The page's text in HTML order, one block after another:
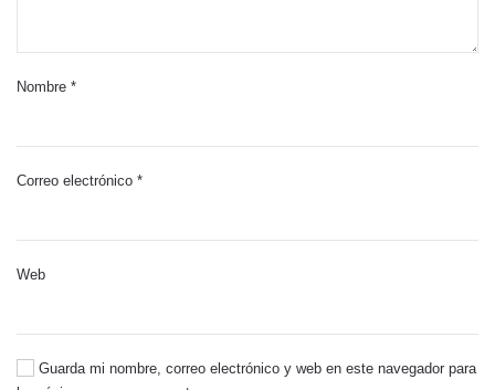
Nombre *
Correo electrónico *
Web
Guarda mi nombre, correo electrónico y web en este navegador para